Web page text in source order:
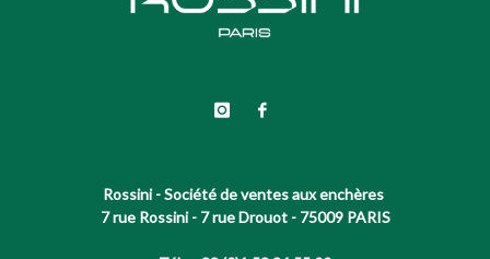
Rossini - Société de ventes aux enchères
7 rue Rossini - 7 rue Drouot - 75009 PARIS